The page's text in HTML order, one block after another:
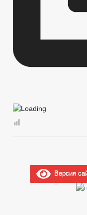
Версия